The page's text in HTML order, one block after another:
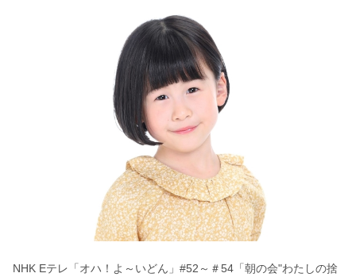
NHK Eテレ「オハ！よ～いどん」#52～＃54「朝の会"わたしの捨